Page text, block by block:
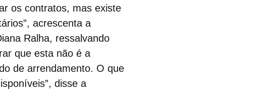
os contratos, mas existe
acrescenta a
Ralha, ressalvando
que esta não é a
de arrendamento. O que
disse a